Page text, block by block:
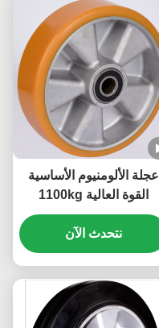
عجلة الألومنيوم الأساسية
القوة العالية 1100kg
نتحدث الآن